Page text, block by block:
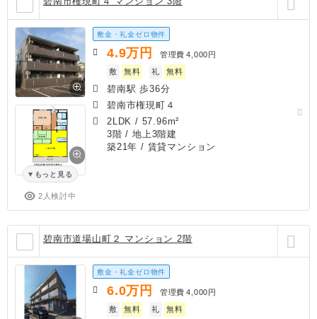
もっと見る
2人検討中
敷金・礼金ゼロ物件
4.9万円 管理費 4,000円
敷
無料 礼 無料
碧南駅 歩36分
碧南市権現町４
2LDK / 57.96m²
3階 / 地上3階建
築21年 / 賃貸マンション
碧南市道場山町２ マンション 2階
敷金・礼金ゼロ物件
6.0万円 管理費 4,000円
敷
無料 礼 無料